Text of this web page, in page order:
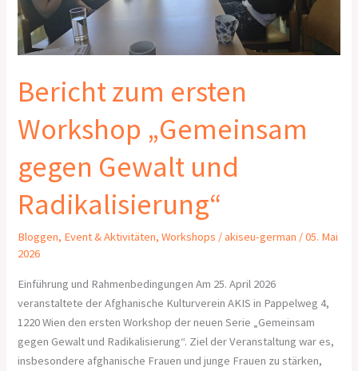
Bericht zum ersten
Workshop „Gemeinsam
gegen Gewalt und
Radikalisierung“
Bloggen, Event & Aktivitäten,Workshops /akiseu-german /05. Mai
2026
Einführung und Rahmenbedingungen Am 25. April 2026
veranstaltete der Afghanische Kulturverein AKIS in Pappelweg 4,
1220 Wien den ersten Workshop der neuen Serie „Gemeinsam
gegen Gewalt und Radikalisierung“. Ziel der Veranstaltung war es,
insbesondere afghanische Frauen und junge Frauen zu stärken,
gegen
Gewalt
und